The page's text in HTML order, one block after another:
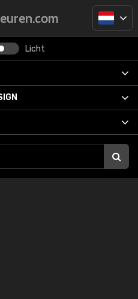
Licht